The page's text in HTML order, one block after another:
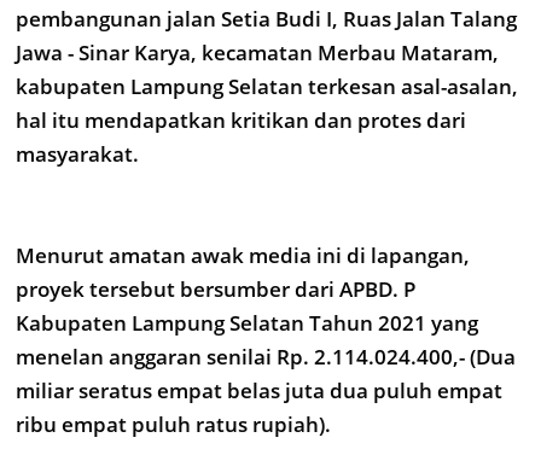
pembangunan jalan Setia Budi I, Ruas Jalan Talang
Jawa - Sinar Karya, kecamatan Merbau Mataram,
kabupaten Lampung Selatan terkesan asal-asalan,
hal itu mendapatkan kritikan dan protes dari
masyarakat.
Menurut amatan awak media ini di lapangan,
proyek tersebut bersumber dari APBD. P
Kabupaten Lampung Selatan Tahun 2021 yang
menelan anggaran senilai Rp. 2.114.024.400,- (Dua
miliar seratus empat belas juta dua puluh empat
ribu empat puluh ratus rupiah).